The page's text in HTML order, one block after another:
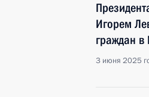
Игорем
граждан
3 июня 2025